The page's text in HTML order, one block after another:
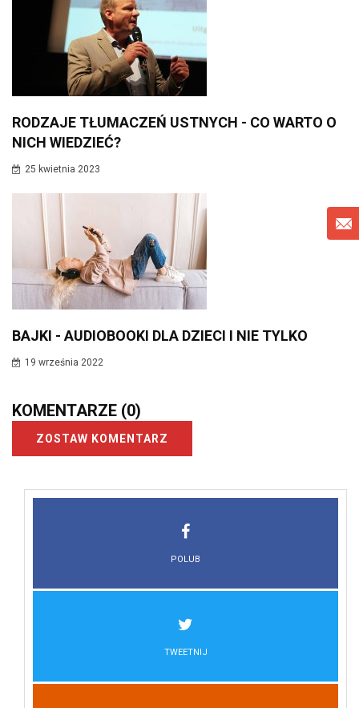
RODZAJE TŁUMACZEŃ USTNYCH - CO WARTO O
NICH WIEDZIEĆ?
25 kwietnia 2023
BAJKI - AUDIOBOOKI DLA DZIECI I NIE TYLKO
19 września 2022
KOMENTARZE (0)
ZOSTAW KOMENTARZ
POLUB
TWEETNIJ